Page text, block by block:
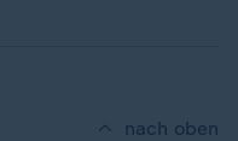
nach oben